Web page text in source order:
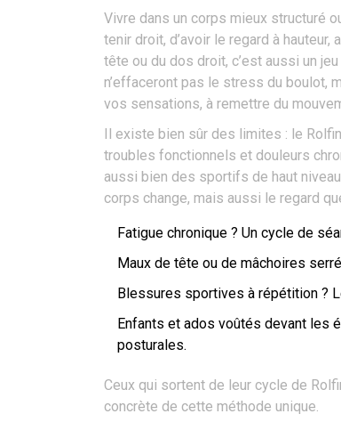
Vivre dans un corps mieux structuré
tenir droit, d’avoir le regard à
tête ou du dos droit, c’est aussi un
n’effaceront pas le stress du boulot,
vos sensations, à remettre du
Il existe bien sûr des limites : le
troubles fonctionnels et douleurs
aussi bien des sportifs de haut
corps change, mais aussi le regard
Fatigue chronique ? Un cycle de
Maux de tête ou de mâchoires
Blessures sportives à répétition ?
Enfants et ados voûtés devant les
posturales.
Ceux qui sortent de leur cycle de
concrète de cette méthode unique.